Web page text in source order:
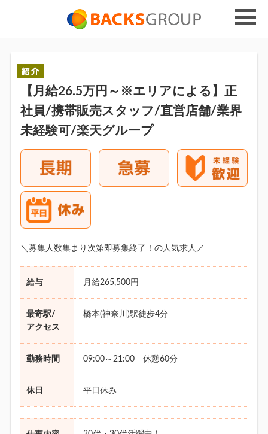
【月給26.5万円～※エリアによる】正
社員/携帯販売スタッフ/直営店舗/業界
未経験可/楽天グループ
＼募集人数集まり次第即募集終了！の人気求人／
給与 月給265,500円
最寄駅/
アクセス
橋本(神奈川)駅徒歩4分
勤務時間 09:00～21:00 休憩60分
休日 平日休み